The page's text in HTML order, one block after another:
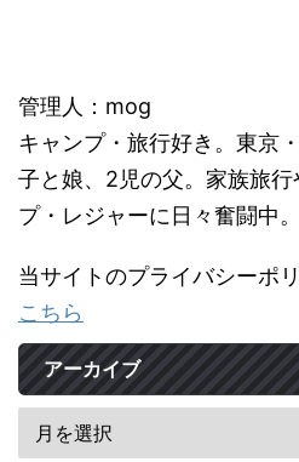
管理人：mog
キャンプ・旅行好き。東京
子と娘、2児の父。家族旅
プ・レジャーに日々奮闘中。
当サイトのプライバシーポ
こちら
アーカイブ